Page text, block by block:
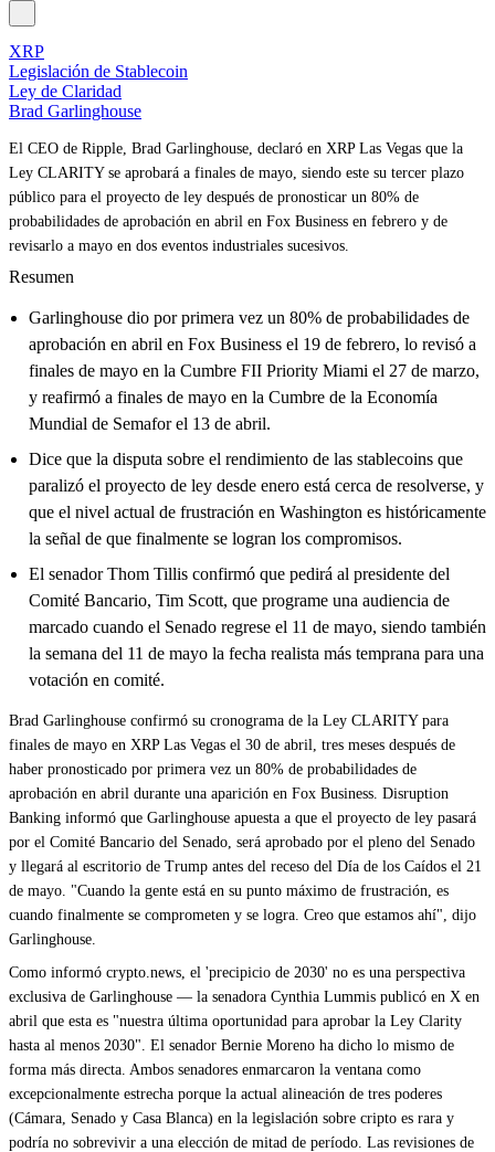
XRP
Legislación de Stablecoin
Ley de Claridad
Brad Garlinghouse
El CEO de Ripple, Brad Garlinghouse, declaró en XRP Las Vegas que la
Ley CLARITY se aprobará a finales de mayo, siendo este su tercer plazo
público para el proyecto de ley después de pronosticar un 80% de
probabilidades de aprobación en abril en Fox Business en febrero y de
revisarlo a mayo en dos eventos industriales sucesivos.
Resumen
Garlinghouse dio por primera vez un 80% de probabilidades de
aprobación en abril en Fox Business el 19 de febrero, lo revisó a
finales de mayo en la Cumbre FII Priority Miami el 27 de marzo,
y reafirmó a finales de mayo en la Cumbre de la Economía
Mundial de Semafor el 13 de abril.
Dice que la disputa sobre el rendimiento de las stablecoins que
paralizó el proyecto de ley desde enero está cerca de resolverse, y
que el nivel actual de frustración en Washington es históricamente
la señal de que finalmente se logran los compromisos.
El senador Thom Tillis confirmó que pedirá al presidente del
Comité Bancario, Tim Scott, que programe una audiencia de
marcado cuando el Senado regrese el 11 de mayo, siendo también
la semana del 11 de mayo la fecha realista más temprana para una
votación en comité.
Brad Garlinghouse confirmó su cronograma de la Ley CLARITY para
finales de mayo en XRP Las Vegas el 30 de abril, tres meses después de
haber pronosticado por primera vez un 80% de probabilidades de
aprobación en abril durante una aparición en Fox Business. Disruption
Banking informó que Garlinghouse apuesta a que el proyecto de ley pasará
por el Comité Bancario del Senado, será aprobado por el pleno del Senado
y llegará al escritorio de Trump antes del receso del Día de los Caídos el 21
de mayo. "Cuando la gente está en su punto máximo de frustración, es
cuando finalmente se comprometen y se logra. Creo que estamos ahí", dijo
Garlinghouse.
Como informó crypto.news, el 'precipicio de 2030' no es una perspectiva
exclusiva de Garlinghouse — la senadora Cynthia Lummis publicó en X en
abril que esta es "nuestra última oportunidad para aprobar la Ley Clarity
hasta al menos 2030". El senador Bernie Moreno ha dicho lo mismo de
forma más directa. Ambos senadores enmarcaron la ventana como
excepcionalmente estrecha porque la actual alineación de tres poderes
(Cámara, Senado y Casa Blanca) en la legislación sobre cripto es rara y
podría no sobrevivir a una elección de mitad de período. Las revisiones de